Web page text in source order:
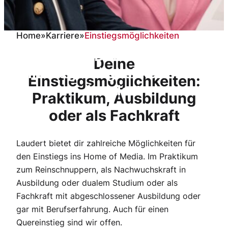
Deine
Einstiegsmöglichkeiten bei
Laudert
Home»Karriere»Einstiegsmöglichkeiten
Deine
Einstiegsmöglichkeiten:
Praktikum, Ausbildung
oder als Fachkraft
Laudert bietet dir zahlreiche Möglichkeiten für
den Einstiegs ins Home of Media. Im Praktikum
zum Reinschnuppern, als Nachwuchskraft in
Ausbildung oder dualem Studium oder als
Fachkraft mit abgeschlossener Ausbildung oder
gar mit Berufserfahrung. Auch für einen
Quereinstieg sind wir offen.